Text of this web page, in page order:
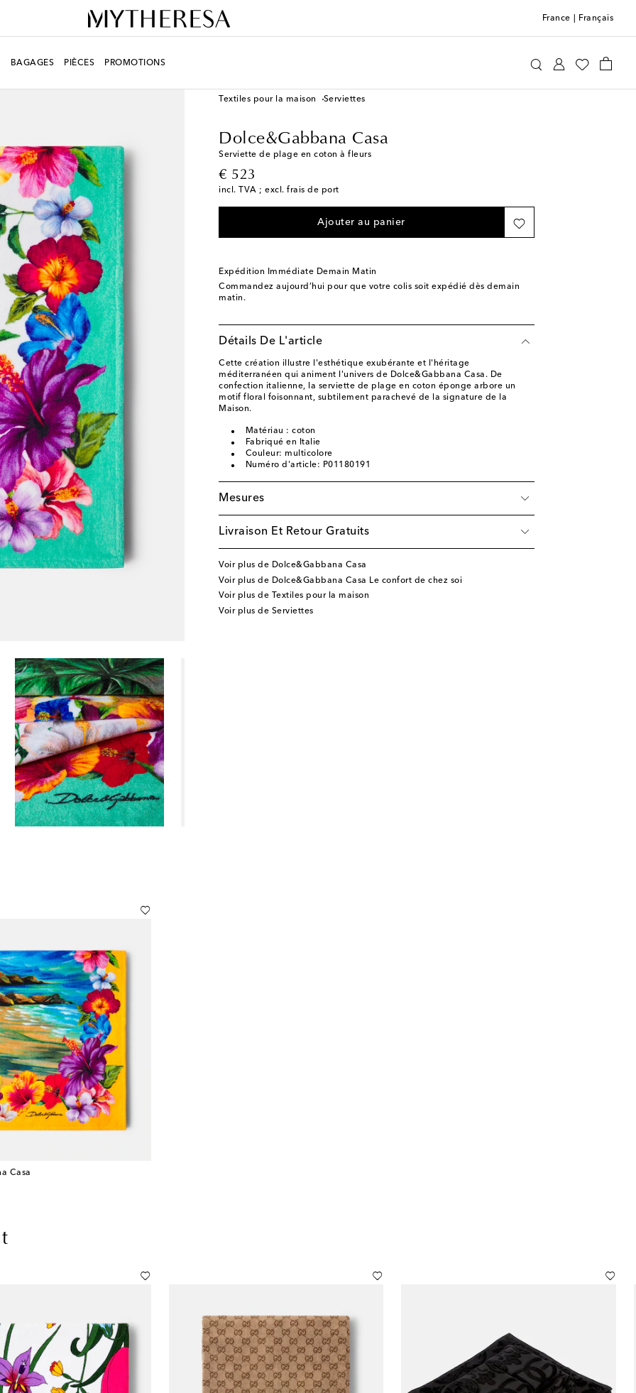
France Français
BAGAGES PIÈCES PROMOTIONS
Textiles pour la maison
Serviettes
Dolce&Gabbana Casa
Serviette de plage en coton à fleurs
€ 523
original price
incl. TVA ; excl. frais de port
Ajouter au panier
Expédition Immédiate Demain Matin
Commandez aujourd’hui pour que votre colis soit expédié dès demain
matin.
Détails De L'article
Cette création illustre l'esthétique exubérante et l'héritage
méditerranéen qui animent l'univers de Dolce&Gabbana Casa. De
confection italienne, la serviette de plage en coton éponge arbore un
motif floral foisonnant, subtilement parachevé de la signature de la
Maison.
Matériau : coton
Fabriqué en Italie
Couleur: multicolore
Numéro d'article: P01180191
Mesures
Livraison Et Retour Gratuits
Voir plus de Dolce&Gabbana Casa
Voir plus de Dolce&Gabbana Casa Le confort de chez soi
Voir plus de Textiles pour la maison
Voir plus de Serviettes
Casa